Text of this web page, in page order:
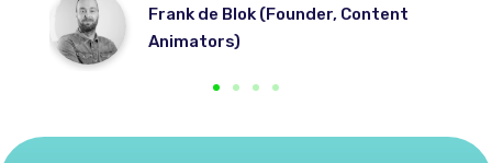
Frank de Blok (Founder, Content
Animators)